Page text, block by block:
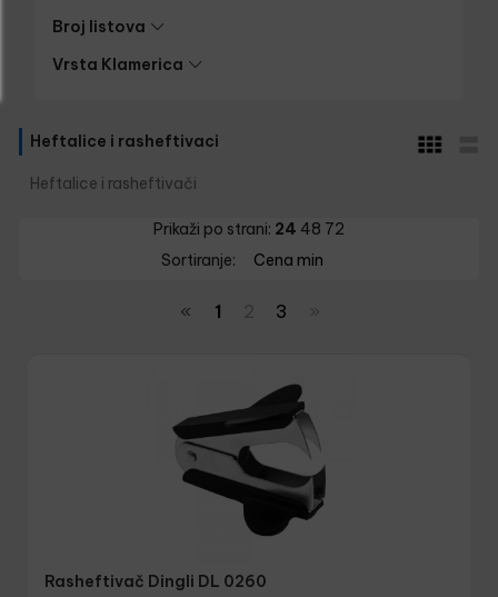
Broj listova
Vrsta Klamerica
Heftalice i rasheftivaci
Heftalice i rasheftivači
Prikaži po strani: 24 48 72
Sortiranje:
Cena min
« 1 3
Rasheftivač Dingli DL 0260